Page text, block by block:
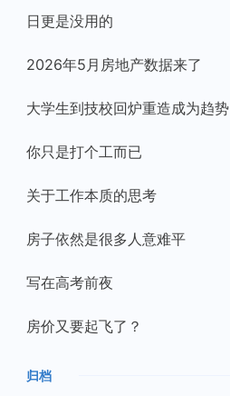
日更是没用的
2026年5月房地产数据来了
大学生到技校回炉重造成为趋势
你只是打个工而已
关于工作本质的思考
房子依然是很多人意难平
写在高考前夜
房价又要起飞了？
归档